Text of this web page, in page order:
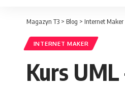
Magazyn T3 > Blog > Internet Maker
INTERNET MAKER
Kurs